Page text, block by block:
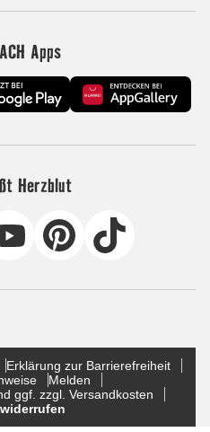
Apps
Herzblut
Erklärung zur Barrierefreiheit
Melden
ggf. zzgl. Versandkosten